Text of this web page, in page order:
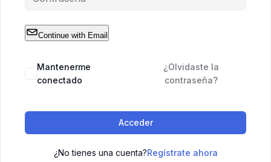
Continue with Email
Mantenerme
conectado
¿Olvidaste la
contraseña?
Acceder
¿No tienes una cuenta?Regístrate ahora